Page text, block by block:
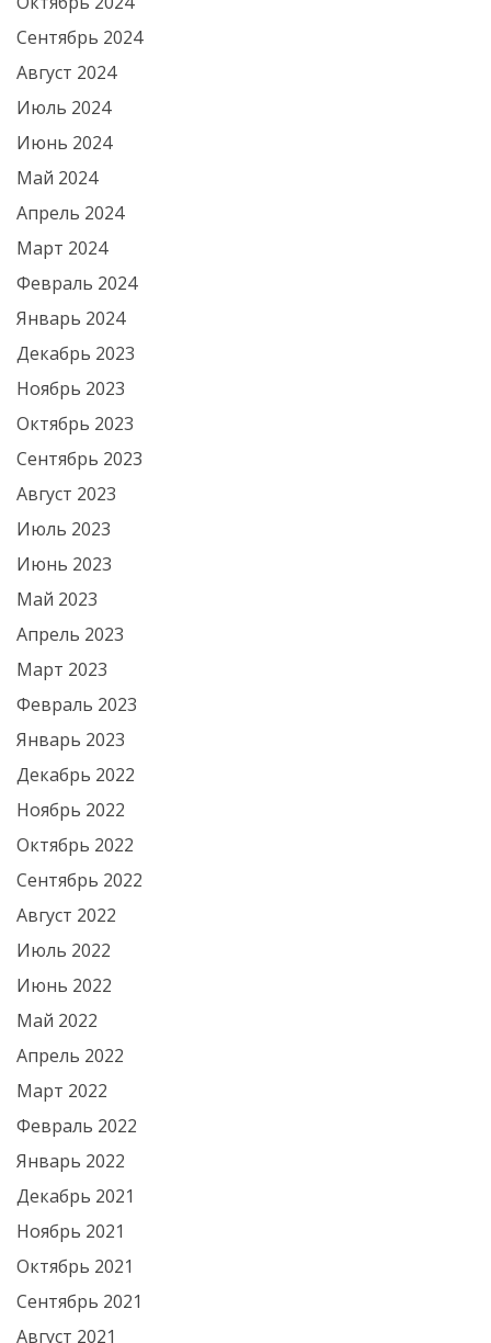
Сентябрь 2024
Август 2024
Июль 2024
Июнь 2024
Май 2024
Апрель 2024
Март 2024
Февраль 2024
Январь 2024
Декабрь 2023
Ноябрь 2023
Октябрь 2023
Сентябрь 2023
Август 2023
Июль 2023
Июнь 2023
Май 2023
Апрель 2023
Март 2023
Февраль 2023
Январь 2023
Декабрь 2022
Ноябрь 2022
Октябрь 2022
Сентябрь 2022
Август 2022
Июль 2022
Июнь 2022
Май 2022
Апрель 2022
Март 2022
Февраль 2022
Январь 2022
Декабрь 2021
Ноябрь 2021
Октябрь 2021
Сентябрь 2021
Август 2021